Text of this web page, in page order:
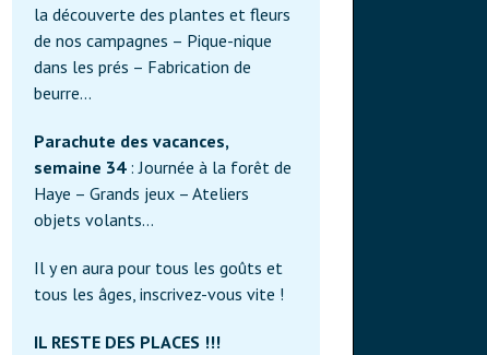
la découverte des plantes et fleurs
de nos campagnes – Pique-nique
dans les prés – Fabrication de
beurre…
Parachute des vacances,
semaine 34 : Journée à la forêt de
Haye – Grands jeux – Ateliers
objets volants…
Il y en aura pour tous les goûts et
tous les âges, inscrivez-vous vite !
IL RESTE DES PLACES !!!